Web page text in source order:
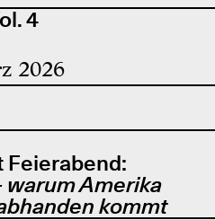
4
2026
Feierabend:
warum Amerika
kommt